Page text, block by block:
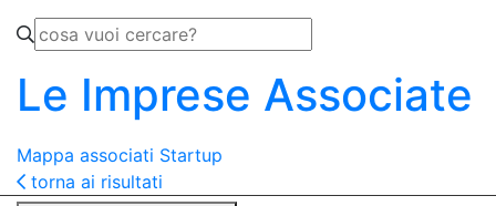
Le Imprese Associate
Mappa associati Startup
torna ai risultati